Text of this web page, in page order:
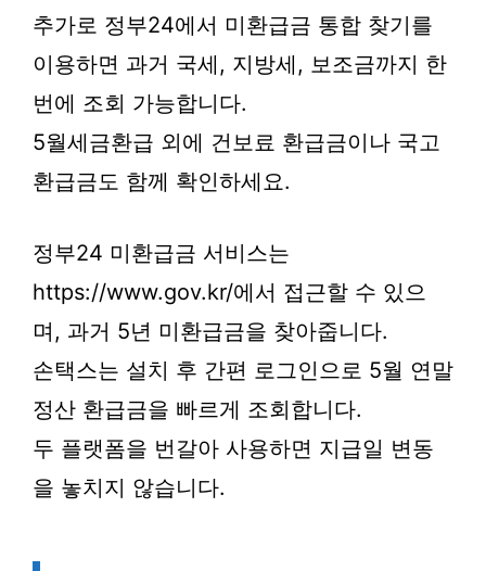
추가로 정부24에서 미환급금 통합 찾기를
이용하면 과거 국세, 지방세, 보조금까지 한
번에 조회 가능합니다.
5월세금환급 외에 건보료 환급금이나 국고
환급금도 함께 확인하세요.
정부24 미환급금 서비스는
https://www.gov.kr/에서 접근할 수 있으
며, 과거 5년 미환급금을 찾아줍니다.
손택스는 설치 후 간편 로그인으로 5월 연말
정산 환급금을 빠르게 조회합니다.
두 플랫폼을 번갈아 사용하면 지급일 변동
을 놓치지 않습니다.